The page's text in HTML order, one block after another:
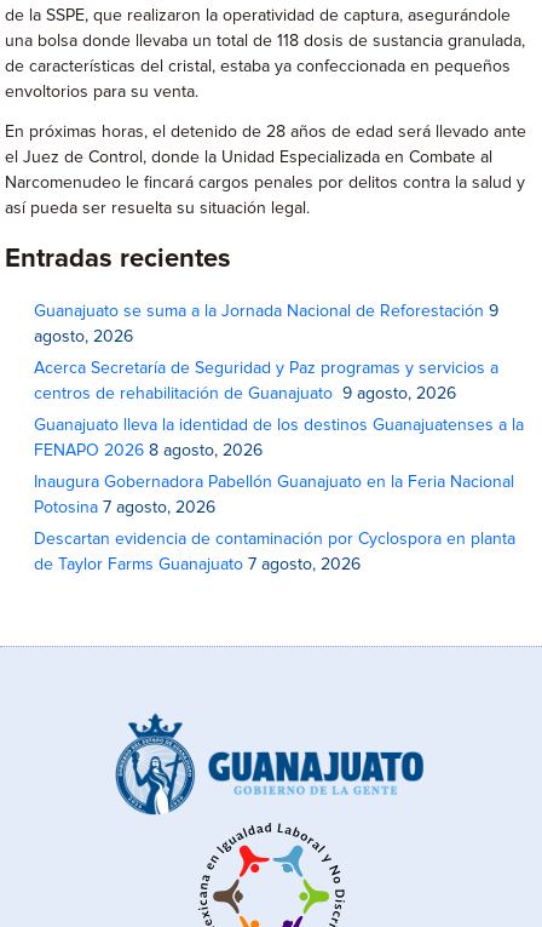
de la SSPE, que realizaron la operatividad de captura, asegurándole
una bolsa donde llevaba un total de 118 dosis de sustancia granulada,
de características del cristal, estaba ya confeccionada en pequeños
envoltorios para su venta.
En próximas horas, el detenido de 28 años de edad será llevado ante
el Juez de Control, donde la Unidad Especializada en Combate al
Narcomenudeo le fincará cargos penales por delitos contra la salud y
así pueda ser resuelta su situación legal.
Entradas recientes
Guanajuato se suma a la Jornada Nacional de Reforestación 9
agosto, 2026
Acerca Secretaría de Seguridad y Paz programas y servicios a
centros de rehabilitación de Guanajuato
9 agosto, 2026
Guanajuato lleva la identidad de los destinos Guanajuatenses a la
FENAPO 2026 8 agosto, 2026
Inaugura Gobernadora Pabellón Guanajuato en la Feria Nacional
Potosina 7 agosto, 2026
Descartan evidencia de contaminación por Cyclospora en planta
de Taylor Farms Guanajuato 7 agosto, 2026